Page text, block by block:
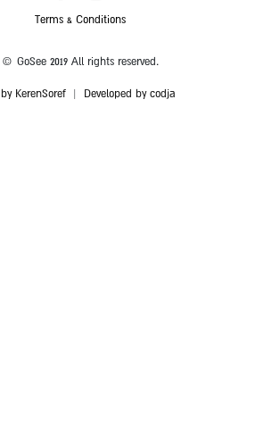
Terms & Conditions
© GoSee 2019 All rights reserved.
KerenSoref Developed by codja